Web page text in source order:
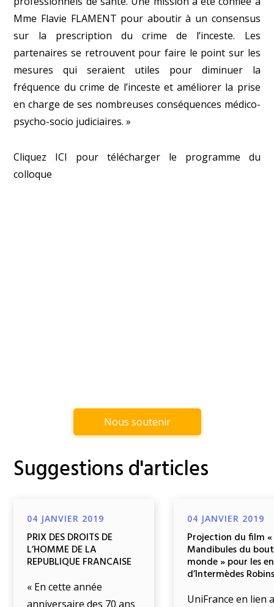
Mme Flavie FLAMENT pour aboutir à un consensus
sur la prescription du crime de l’inceste. Les
partenaires se retrouvent pour faire le point sur les
mesures qui seraient utiles pour diminuer la
fréquence du crime de l’inceste et améliorer la prise
en charge de ses nombreuses conséquences médico-
psycho-socio judiciaires. »
Cliquez ICI pour télécharger le programme du
colloque
Nous soutenir
Suggestions d'articles
04 JANVIER 2019
PRIX DES DROITS DE
L’HOMME DE LA
REPUBLIQUE FRANCAISE
« En cette année
anniversaire des 70 ans
04 JANVIER 2019
Projection du film «
Mandibules du
monde » pour les
d’Intermèdes
UniFrance en lien